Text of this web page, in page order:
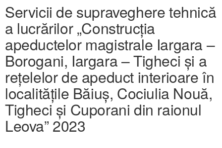
Servicii de supraveghere tehnică
a lucrărilor „Construcția
apeductelor magistrale Iargara –
Borogani, Iargara – Tigheci și a
rețelelor de apeduct interioare în
localitățile Băiuș, Cociulia Nouă,
Tigheci și Cuporani din raionul
Leova” 2023